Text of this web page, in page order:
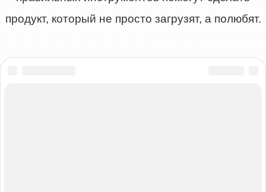
продукт, который не просто загрузят, а полюбят.